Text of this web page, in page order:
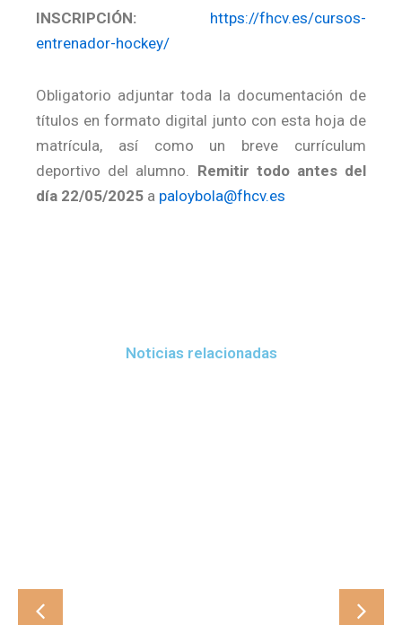
INSCRIPCIÓN: https://fhcv.es/cursos-
entrenador-hockey/
Obligatorio adjuntar toda la documentación de
títulos en formato digital junto con esta hoja de
matrícula, así como un breve currículum
deportivo del alumno. Remitir todo antes del
día 22/05/2025 a paloybola@fhcv.es
Noticias relacionadas